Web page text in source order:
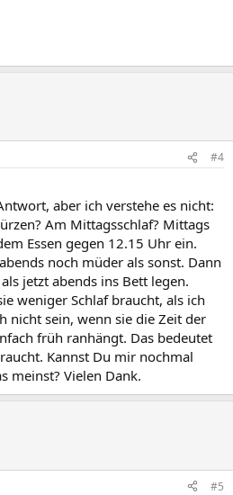
#4
aber ich verstehe es nicht:
Am Mittagsschlaf? Mittags
Essen gegen 12.15 Uhr ein.
noch müder als sonst. Dann
jetzt abends ins Bett legen.
weniger Schlaf braucht, als ich
nicht sein, wenn sie die Zeit der
früh ranhängt. Das bedeutet
Kannst Du mir nochmal
meinst? Vielen Dank.
#5